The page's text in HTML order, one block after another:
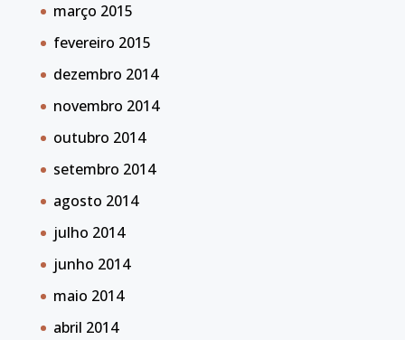
março 2015
fevereiro 2015
dezembro 2014
novembro 2014
outubro 2014
setembro 2014
agosto 2014
julho 2014
junho 2014
maio 2014
abril 2014